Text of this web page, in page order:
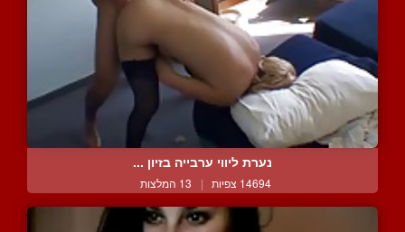
נערת ליווי ערבייה בזיון ...
14694 צפיות | 13 המלצות